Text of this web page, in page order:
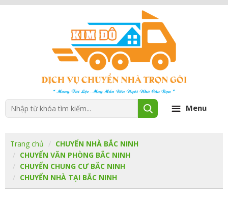
Menu
Trang chủ
CHUYỂN NHÀ BẮC NINH
CHUYỂN VĂN PHÒNG BẮC NINH
CHUYỂN CHUNG CƯ BẮC NINH
CHUYỂN NHÀ TẠI BẮC NINH